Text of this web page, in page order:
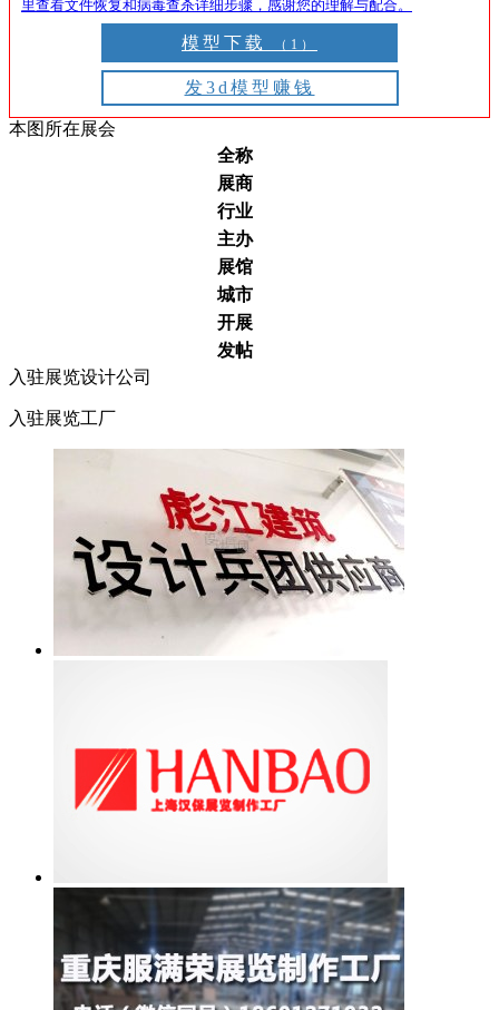
里查看文件恢复和病毒查杀详细步骤，感谢您的理解与配合。
模型下载 （1）
发3d模型赚钱
本图所在展会
全称
展商
行业
主办
展馆
城市
开展
发帖
入驻展览设计公司
入驻展览工厂